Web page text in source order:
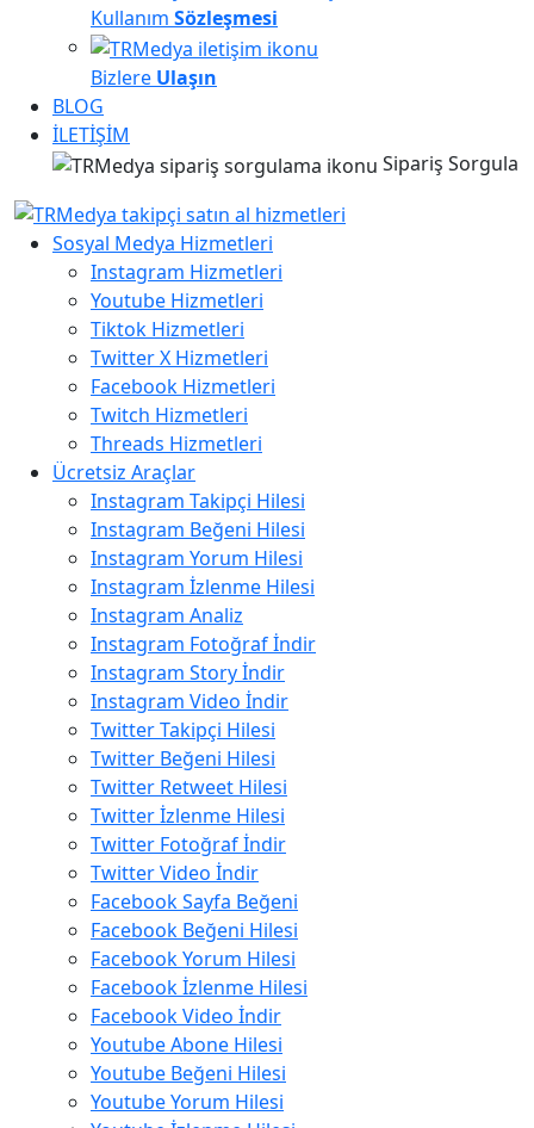
Kullanım Sözleşmesi
Bizlere Ulaşın
BLOG
İLETİŞİM
Sipariş Sorgula
Sosyal Medya Hizmetleri
Instagram Hizmetleri
Youtube Hizmetleri
Tiktok Hizmetleri
Twitter X Hizmetleri
Facebook Hizmetleri
Twitch Hizmetleri
Threads Hizmetleri
Ücretsiz Araçlar
Instagram Takipçi Hilesi
Instagram Beğeni Hilesi
Instagram Yorum Hilesi
Instagram İzlenme Hilesi
Instagram Analiz
Instagram Fotoğraf İndir
Instagram Story İndir
Instagram Video İndir
Twitter Takipçi Hilesi
Twitter Beğeni Hilesi
Twitter Retweet Hilesi
Twitter İzlenme Hilesi
Twitter Fotoğraf İndir
Twitter Video İndir
Facebook Sayfa Beğeni
Facebook Beğeni Hilesi
Facebook Yorum Hilesi
Facebook İzlenme Hilesi
Facebook Video İndir
Youtube Abone Hilesi
Youtube Beğeni Hilesi
Youtube Yorum Hilesi